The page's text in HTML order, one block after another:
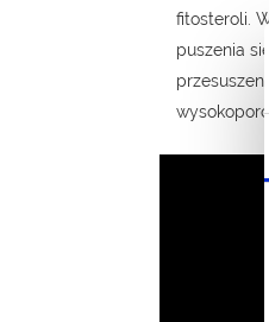
fitosteroli.
puszenia